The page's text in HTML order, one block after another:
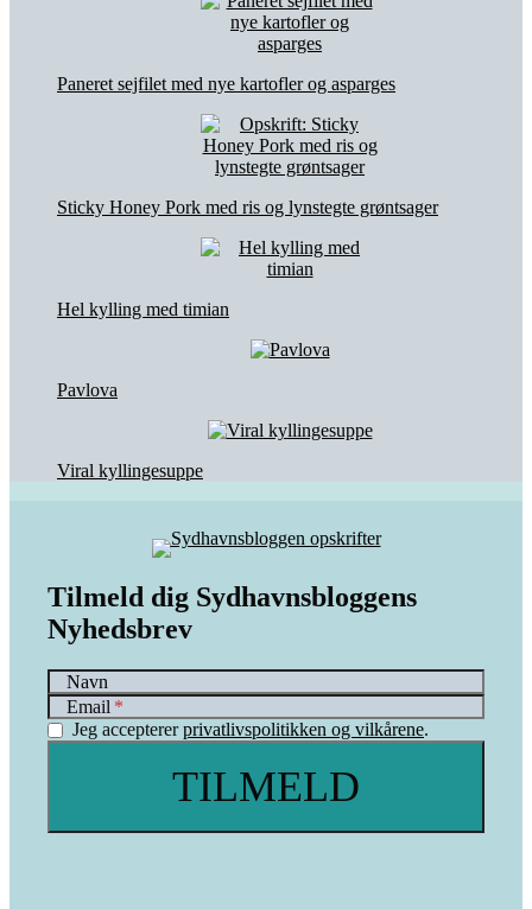
Paneret sejfilet med nye kartofler og asparges
Sticky Honey Pork med ris og lynstegte grøntsager
Hel kylling med timian
Pavlova
Viral kyllingesuppe
Tilmeld dig Sydhavnsbloggens
Nyhedsbrev
Navn
Email
Jeg acceptererprivatlivspolitikken og vilkårene.